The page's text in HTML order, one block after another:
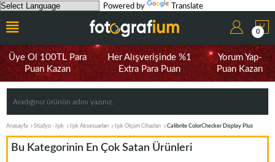
Powered by Translate
0
Üye Ol 100TL Para
Puan Kazan
Her Alışverişinde %1
Extra Para Puan
Yorum Yap-
Puan Kazan
Anasayfa Stüdyo - Işık Işık Aksesuarları Işık Ölçüm Cihazları Calibrite ColorChecker Display Plus
Bu Kategorinin En Çok Satan Ürünleri